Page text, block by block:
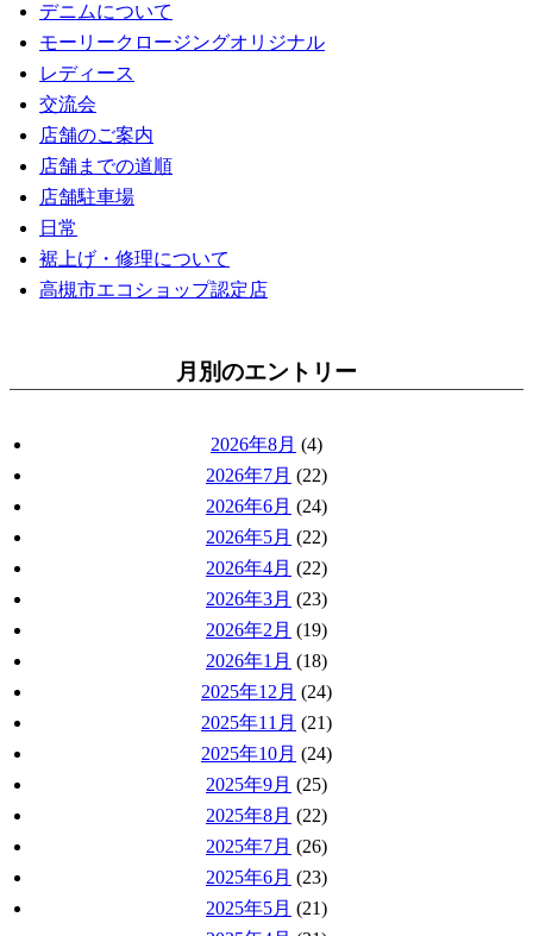
デニムについて
モーリークロージングオリジナル
レディース
交流会
店舗のご案内
店舗までの道順
店舗駐車場
日常
裾上げ・修理について
高槻市エコショップ認定店
月別のエントリー
2026年8月 (4)
2026年7月 (22)
2026年6月 (24)
2026年5月 (22)
2026年4月 (22)
2026年3月 (23)
2026年2月 (19)
2026年1月 (18)
2025年12月 (24)
2025年11月 (21)
2025年10月 (24)
2025年9月 (25)
2025年8月 (22)
2025年7月 (26)
2025年6月 (23)
2025年5月 (21)